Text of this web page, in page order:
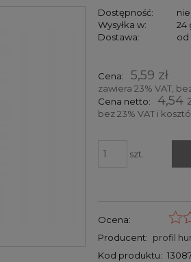
Dostępność:
Wysyłka w:
24
Dostawa:
od
Cena: 5,59 zł
zawiera 23% VAT,
Cena netto:
4,54
bez 23% VAT i
szt.
Ocena:
Producent: profil
Kod produktu: